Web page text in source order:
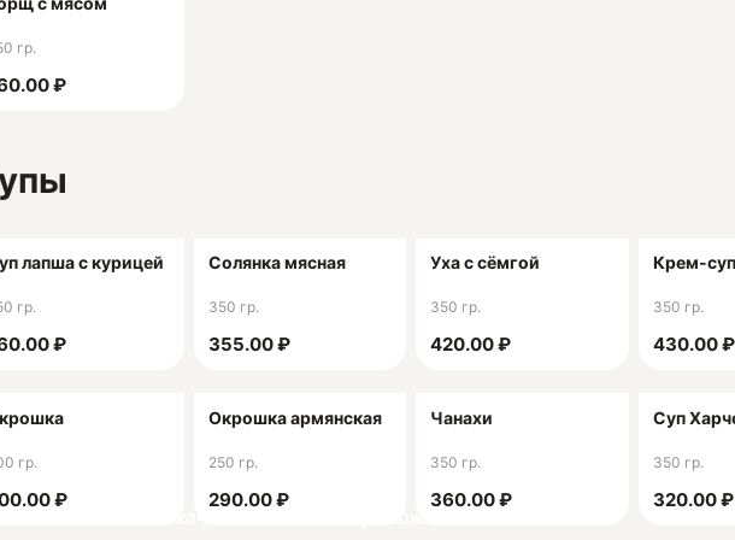
так сытно и вкусно, а еще и с бесплатной доставкой!
- это выход из любой ситуации! Приятного аппетита!
Акоб Артушович
гр.
₽
лапша с курицей
гр.
₽
Солянка мясная
350 гр.
355.00 ₽
Уха с сёмгой
350 гр.
420.00 ₽
Крем-
350 гр.
430.00 ₽
гр.
₽
Окрошка армянская
250 гр.
290.00 ₽
Чанахи
350 гр.
360.00 ₽
Суп
350 гр.
320.00 ₽